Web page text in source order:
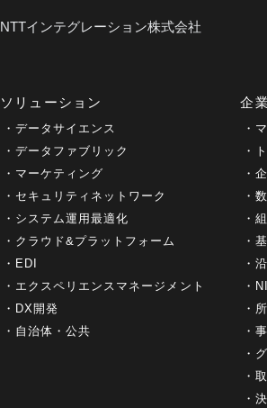
NTTインテグレーション株式会社
ソリューション
データサイエンス
データファブリック
マーケティング
セキュリティネットワーク
システム運用最適化
クラウド&プラットフォーム
EDI
エクスペリエンスマネージメント
DX開発
自治体・公共
企